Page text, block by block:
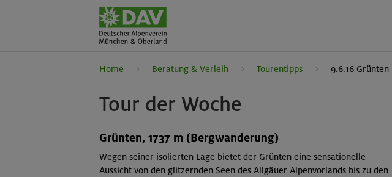
Home Beratung & Verleih Tourentipps 9.6.16 Grünten
Tour der Woche
Grünten, 1737 m (Bergwanderung)
Wegen seiner isolierten Lage bietet der Grünten eine sensationelle
Aussicht von den glitzernden Seen des Allgäuer Alpenvorlands bis zu den